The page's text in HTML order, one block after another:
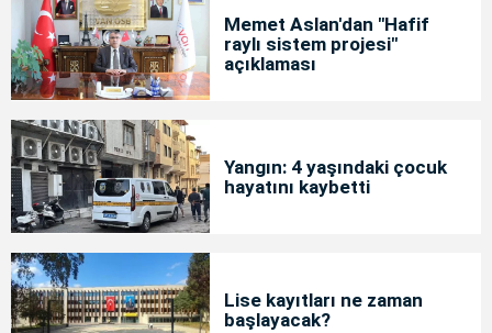
Memet Aslan'dan "Hafif
raylı sistem projesi"
açıklaması
Yangın: 4 yaşındaki çocuk
hayatını kaybetti
Lise kayıtları ne zaman
başlayacak?